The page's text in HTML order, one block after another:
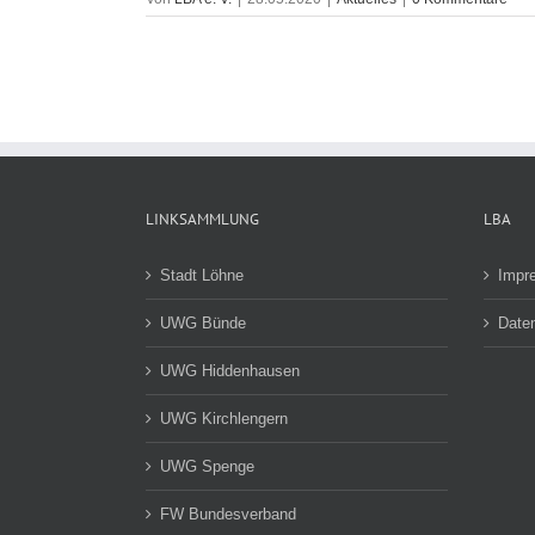
LINKSAMMLUNG
Stadt Löhne
UWG Bünde
UWG Hiddenhausen
UWG Kirchlengern
UWG Spenge
FW Bundesverband
LBA